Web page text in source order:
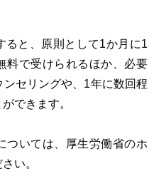
ると、原則として1か月に1
料で受けられるほか、必要
セリングや、1年に数回程
できます。
ついては、厚生労働省のホ
い。